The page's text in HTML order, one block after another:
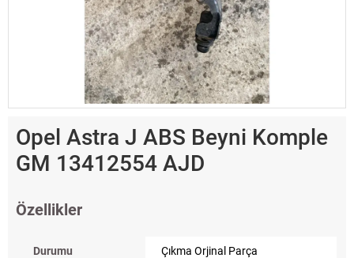
Opel Astra J ABS Beyni Komple
GM 13412554 AJD
Özellikler
Durumu Çıkma Orjinal Parça